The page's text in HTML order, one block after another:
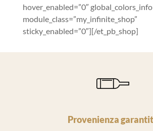
hover_enabled=”0″
module_class=”my_infinite_shop”
sticky_enabled=”0″][/et_pb_shop]
Provenienza